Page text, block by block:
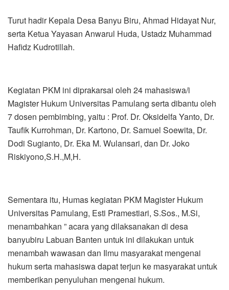
Turut hadir Kepala Desa Banyu Biru, Ahmad Hidayat Nur,
serta Ketua Yayasan Anwarul Huda, Ustadz Muhammad
Hafidz Kudrotillah.
Kegiatan PKM ini diprakarsai oleh 24 mahasiswa/i
Magister Hukum Universitas Pamulang serta dibantu oleh
7 dosen pembimbing, yaitu : Prof. Dr. Oksidelfa Yanto, Dr.
Taufik Kurrohman, Dr. Kartono, Dr. Samuel Soewita, Dr.
Dodi Sugianto, Dr. Eka M. Wulansari, dan Dr. Joko
Riskiyono,S.H.,M,H.
Sementara itu, Humas kegiatan PKM Magister Hukum
Universitas Pamulang, Esti Pramestiari, S.Sos., M.Si,
menambahkan ” acara yang dilaksanakan di desa
banyubiru Labuan Banten untuk ini dilakukan untuk
menambah wawasan dan Ilmu masyarakat mengenai
hukum serta mahasiswa dapat terjun ke masyarakat untuk
memberikan penyuluhan mengenai hukum.